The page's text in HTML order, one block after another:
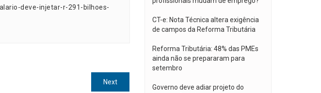
deve-injetar-r-291-bilhoes-
NextNext
post:
CT-e: Nota Técnica altera exigência
de campos da Reforma Tributária
Reforma Tributária: 48% das PMEs
ainda não se prepararam para
setembro
Governo deve adiar projeto do